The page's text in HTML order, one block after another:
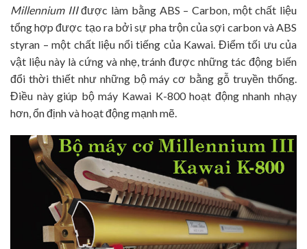
Millennium IIIđược làm bằng ABS – Carbon, một chất liệu
tổng hợp được tạo ra bởi sự pha trộn của sợi carbon và ABS
styran – một chất liệu nổi tiếng của Kawai. Điểm tối ưu của
vật liệu này là cứng và nhẹ, tránh được những tác động biến
đổi thời thiết như những bộ máy cơ bằng gỗ truyền thống.
Điều này giúp bộ máy Kawai K-800 hoạt động nhanh nhạy
hơn, ổn định và hoạt động mạnh mẽ.